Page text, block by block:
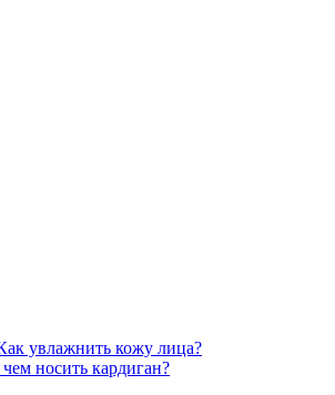
увлажнить кожу лица?
носить кардиган?